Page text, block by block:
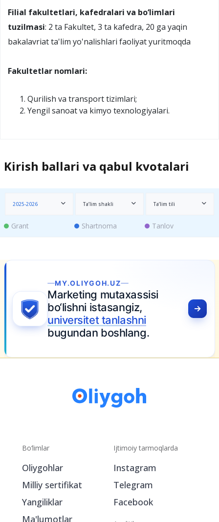
Filial fakultetlari, kafedralari va bo‘limlari
tuzilmasi: 2 ta Fakultet, 3 ta kafedra, 20 ga yaqin
bakalavriat ta'lim yo'nalishlari faoliyat yuritmoqda
Fakultetlar nomlari:
Qurilish va transport tizimlari;
Yengil sanoat va kimyo texnologiyalari.
Kirish ballari va qabul kvotalari
2025-2026 Ta’lim shakli Ta’lim tili
Grant Shartnoma Tanlov
MY.OLIYGOH.UZ
Marketing mutaxassisi
bo‘lishni istasangiz,
universitet tanlashni
bugundan boshlang.
Bo‘limlar
Oliygohlar
Milliy sertifikat
Yangiliklar
Ma'lumotlar
Ijtimoiy tarmoqlarda
Instagram
Telegram
Facebook